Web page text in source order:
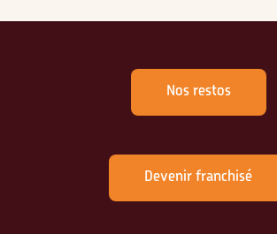
Nos restos
Devenir franchisé